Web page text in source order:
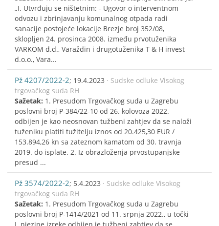
„I. Utvrđuju se ništetnim: - Ugovor o interventnom
odvozu i zbrinjavanju komunalnog otpada radi
sanacije postojeće lokacije Brezje broj 352/08,
sklopljen 24. prosinca 2008. između prvotuženika
VARKOM d.d., Varaždin i drugotuženika T & H invest
d.o.o., Vara...
Pž 4207/2022-2; 19.4.2023 · Sudske odluke Visokog
trgovačkog suda RH
Sažetak: 1. Presudom Trgovačkog suda u Zagrebu
poslovni broj P-384/22-10 od 26. kolovoza 2022.
odbijen je kao neosnovan tužbeni zahtjev da se naloži
tuženiku platiti tužitelju iznos od 20.425,30 EUR /
153.894,26 kn sa zateznom kamatom od 30. travnja
2019. do isplate. 2. Iz obrazloženja prvostupanjske
presud ...
Pž 3574/2022-2; 5.4.2023 · Sudske odluke Visokog
trgovačkog suda RH
Sažetak: 1. Presudom Trgovačkog suda u Zagrebu
poslovni broj P-1414/2021 od 11. srpnja 2022., u točki
I. njezine izreke odbijen je tužbeni zahtjev da se